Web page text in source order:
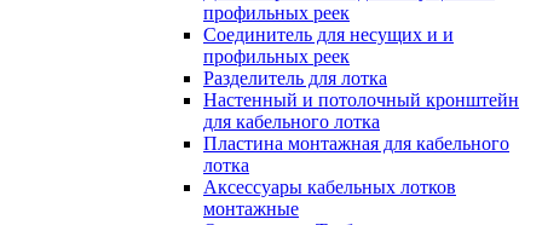
профильных реек
Соединитель для несущих и и
профильных реек
Разделитель для лотка
Настенный и потолочный кронштейн
для кабельного лотка
Пластина монтажная для кабельного
лотка
Аксессуары кабельных лотков
монтажные